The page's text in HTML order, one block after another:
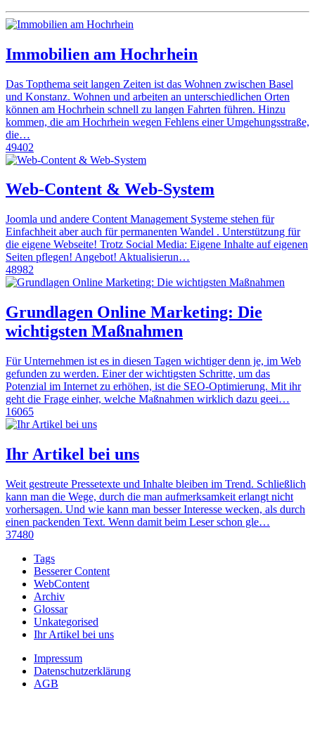
Immobilien am Hochrhein
Das Topthema seit langen Zeiten ist das Wohnen zwischen Basel
und Konstanz. Wohnen und arbeiten an unterschiedlichen Orten
können am Hochrhein schnell zu langen Fahrten führen. Hinzu
kommen, die am Hochrhein wegen Fehlens einer Umgehungsstraße,
die…
49402
Web-Content & Web-System
Joomla und andere Content Management Systeme stehen für
Einfachheit aber auch für permanenten Wandel . Unterstützung für
die eigene Webseite! Trotz Social Media: Eigene Inhalte auf eigenen
Seiten pflegen! Angebot! Aktualisierun…
48982
Grundlagen Online Marketing: Die
wichtigsten Maßnahmen
Für Unternehmen ist es in diesen Tagen wichtiger denn je, im Web
gefunden zu werden. Einer der wichtigsten Schritte, um das
Potenzial im Internet zu erhöhen, ist die SEO-Optimierung. Mit ihr
geht die Frage einher, welche Maßnahmen wirklich dazu geei…
16065
Ihr Artikel bei uns
Weit gestreute Pressetexte und Inhalte bleiben im Trend. Schließlich
kann man die Wege, durch die man aufmerksamkeit erlangt nicht
vorhersagen. Und wie kann man besser Interesse wecken, als durch
einen packenden Text. Wenn damit beim Leser schon gle…
37480
Tags
Besserer Content
WebContent
Archiv
Glossar
Unkategorised
Ihr Artikel bei uns
Impressum
Datenschutzerklärung
AGB